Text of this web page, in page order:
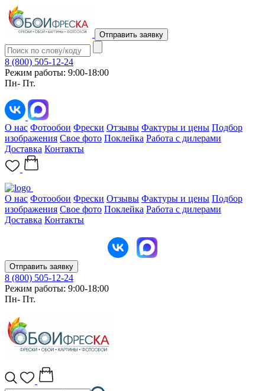
Отправить заявку
8 (800) 505-12-24
Режим работы: 9:00-18:00
Пн- Пт.
О нас Фотообои Фрески Отзывы Фактуры и цены Подбор
изображения Свое фото Поклейка Работа с дилерами
Доставка Контакты
О нас Фотообои Фрески Отзывы Фактуры и цены Подбор
изображения Свое фото Поклейка Работа с дилерами
Доставка Контакты
Отправить заявку
8 (800) 505-12-24
Режим работы: 9:00-18:00
Пн- Пт.